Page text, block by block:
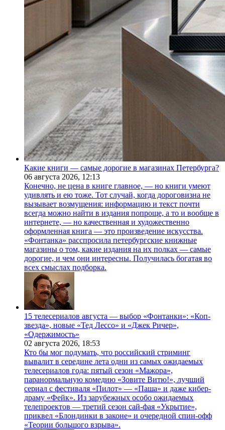
Какие книги — самые дорогие в магазинах Петербурга?
06 августа 2026, 12:13
Конечно, не цена в книге главное, — но книги умеют
удивлять и ею тоже. Тот случай, когда дороговизна не
вызывает возмущения: информацию и текст почти
всегда можно найти в издания попроще, а то и вообще в
интернете, — но качественная и художественно
оформленная книга — это произведение искусства.
«Фонтанка» расспросила петербургские книжные
магазины о том, какие издания на их полках — самые
дорогие, и чем они интересны. Получилась богатая во
всех смыслах подборка.
15 телесериалов августа — выбор «Фонтанки»: «Коп-
звезда», новые «Тед Лессо» и «Джек Ричер»,
«Одержимость»
02 августа 2026, 18:53
Кто бы мог подумать, что российский стриминг
вывалит в середине лета одни из самых ожидаемых
телесериалов года: пятый сезон «Мажора»,
паранормальную комедию «Зовите Витю!», лучший
сериал с фестиваля «Пилот» — «Паша» и даже кибер-
драму «Фейк». Из зарубежных особо ожидаемых
телепроектов — третий сезон сай-фая «Укрытие»,
приквел «Блондинки в законе» и очередной спин-офф
«Теории большого взрыва».